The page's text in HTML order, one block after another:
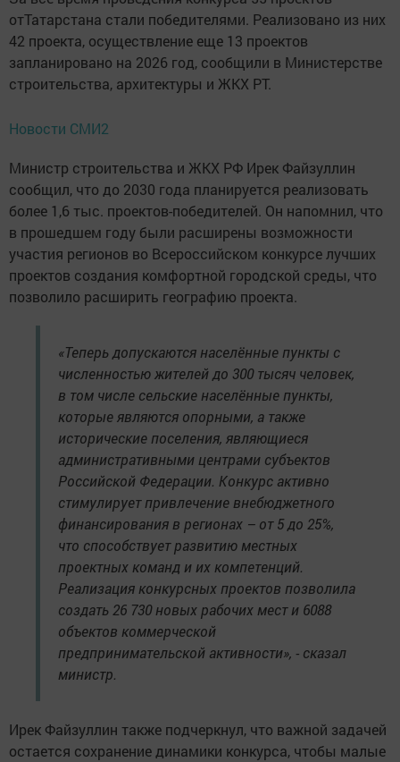
отТатарстана стали победителями. Реализовано из них
42 проекта, осуществление еще 13 проектов
запланировано на 2026 год, сообщили в Министерстве
строительства, архитектуры и ЖКХ РТ.
Новости СМИ2
Министр строительства и ЖКХ РФ Ирек Файзуллин
сообщил, что до 2030 года планируется реализовать
более 1,6 тыс. проектов-победителей. Он напомнил, что
в прошедшем году были расширены возможности
участия регионов во Всероссийском конкурсе лучших
проектов создания комфортной городской среды, что
позволило расширить географию проекта.
«Теперь допускаются населённые пункты с
численностью жителей до 300 тысяч человек,
в том числе сельские населённые пункты,
которые являются опорными, а также
исторические поселения, являющиеся
административными центрами субъектов
Российской Федерации. Конкурс активно
стимулирует привлечение внебюджетного
финансирования в регионах – от 5 до 25%,
что способствует развитию местных
проектных команд и их компетенций.
Реализация конкурсных проектов позволила
создать 26 730 новых рабочих мест и 6088
объектов коммерческой
предпринимательской активности», - сказал
министр.
Ирек Файзуллин также подчеркнул, что важной задачей
остается сохранение динамики конкурса, чтобы малые